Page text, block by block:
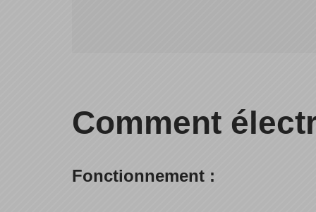
Comment
Fonctionnement :